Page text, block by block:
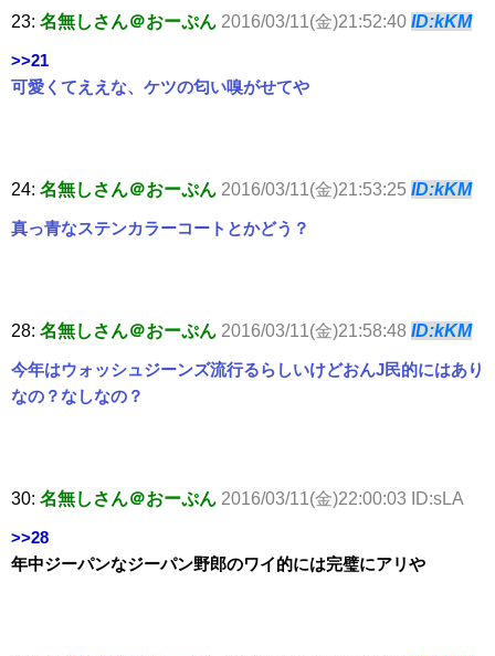
23: 名無しさん＠おーぷん 2016/03/11(金)21:52:40 ID:kKM
>>21
可愛くてええな、ケツの匂い嗅がせてや
24: 名無しさん＠おーぷん 2016/03/11(金)21:53:25 ID:kKM
真っ青なステンカラーコートとかどう？
28: 名無しさん＠おーぷん 2016/03/11(金)21:58:48 ID:kKM
今年はウォッシュジーンズ流行るらしいけどおんJ民的にはあり
なの？なしなの？
30: 名無しさん＠おーぷん 2016/03/11(金)22:00:03 ID:sLA
>>28
年中ジーパンなジーパン野郎のワイ的には完璧にアリや